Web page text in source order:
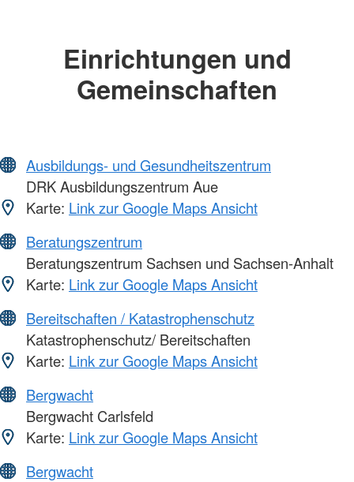
Einrichtungen und
Gemeinschaften
Ausbildungs- und Gesundheitszentrum
DRK Ausbildungszentrum Aue
Karte: Link zur Google Maps Ansicht
Beratungszentrum
Beratungszentrum Sachsen und Sachsen-Anhalt
Karte: Link zur Google Maps Ansicht
Bereitschaften / Katastrophenschutz
Katastrophenschutz/ Bereitschaften
Karte: Link zur Google Maps Ansicht
Bergwacht
Bergwacht Carlsfeld
Karte: Link zur Google Maps Ansicht
Bergwacht